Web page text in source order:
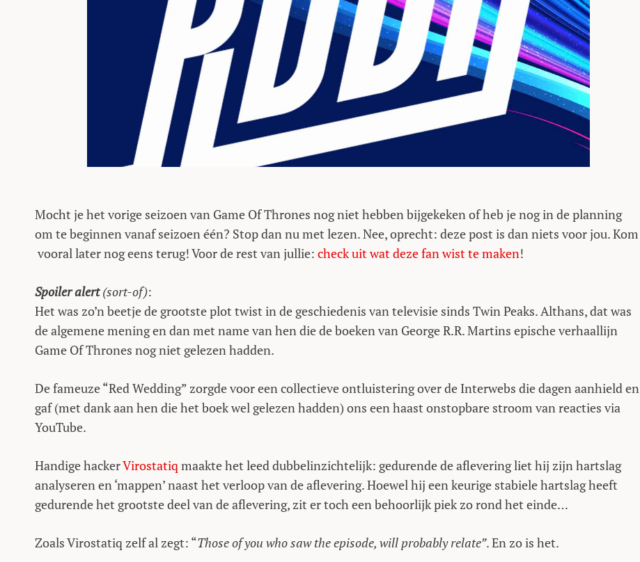
Mocht je het vorige seizoen van Game Of Thrones nog niet hebben bijgekeken of heb je nog in de planning
om te beginnen vanaf seizoen één? Stop dan nu met lezen. Nee, oprecht: deze post is dan niets voor jou. Kom
vooral later nog eens terug! Voor de rest van jullie: check uit wat deze fan wist te maken!
Spoiler alert(sort-of):
Het was zo’n beetje de grootste plot twist in de geschiedenis van televisie sinds Twin Peaks. Althans, dat was
de algemene mening en dan met name van hen die de boeken van George R.R. Martins epische verhaallijn
Game Of Thrones nog niet gelezen hadden.
De fameuze “Red Wedding” zorgde voor een collectieve ontluistering over de Interwebs die dagen aanhield en
gaf (met dank aan hen die het boek wel gelezen hadden) ons een haast onstopbare stroom van reacties via
YouTube.
Handige hackerVirostatiq maakte het leed dubbelinzichtelijk: gedurende de aflevering liet hij zijn hartslag
analyseren en ‘mappen’ naast het verloop van de aflevering. Hoewel hij een keurige stabiele hartslag heeft
gedurende het grootste deel van de aflevering, zit er toch een behoorlijk piek zo rond het einde…
Zoals Virostatiq zelf al zegt: “Those of you who saw the episode, will probably relate”. En zo is het.